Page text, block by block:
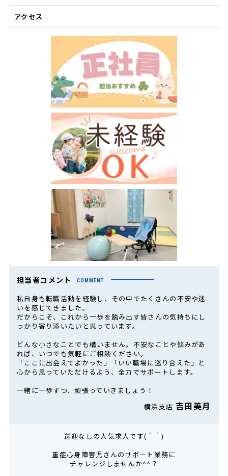
アクセス
担当者コメント COMMENT
私自身も転職活動を経験し、その中でたくさんの不安や迷
いを感じてきました。
だからこそ、これから一歩を踏み出す皆さんの気持ちにし
っかり寄り添いたいと思っています。
どんな小さなことでも構いません。不安なことや悩みがあ
れば、いつでも気軽にご相談ください。
「ここに出会えてよかった」「いい職場に巡り合えた」と
心から思っていただけるよう、全力でサポートします。
一緒に一歩ずつ、頑張っていきましょう！
横浜支店 吉田美月
送迎なしの人気求人です(＾＾)
重症心身障害児さんのサポート業務に
チャレンジしませんか^^？